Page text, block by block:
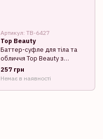
Артикул: TB-6427
Top Beauty
Баттер-суфле для тіла та
обличчя Top Beauty з
ароматом кокосу 150 мл
257 грн
Немає в наявності